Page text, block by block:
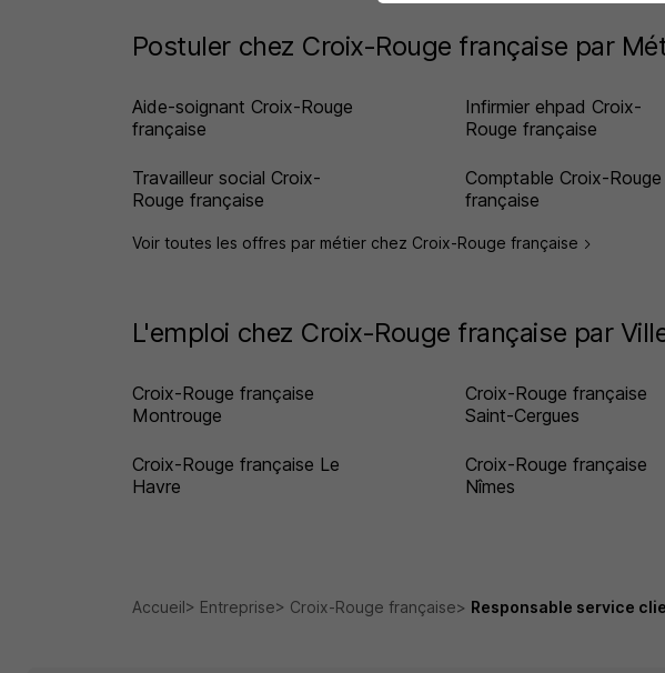
Postuler chez Croix-Rouge française par
Aide-soignant Croix-Rouge
française
Infirmier ehpad Croix-
Rouge française
Travailleur social Croix-
Rouge française
Comptable Croix-Rouge
française
Voir toutes les offres par métier chez Croix-Rouge française
L'emploi chez Croix-Rouge française par
Croix-Rouge française
Montrouge
Croix-Rouge française
Saint-Cergues
Croix-Rouge française Le
Havre
Croix-Rouge française
Nîmes
Accueil Entreprise Croix-Rouge française Responsable service